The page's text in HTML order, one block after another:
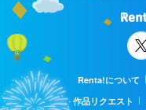
Renta!について
作品リクエスト